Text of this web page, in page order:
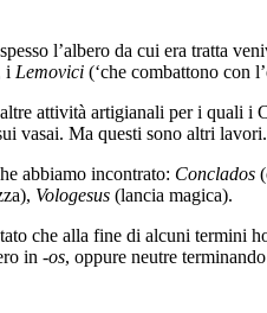
l’albero da cui era tratta
i Lemovici (‘che combattono con
attività artigianali per i quali
vasai. Ma questi sono altri
abbiamo incontrato: Conclados
Vologesus (lancia magica).
che alla fine di alcuni
in -os, oppure neutre